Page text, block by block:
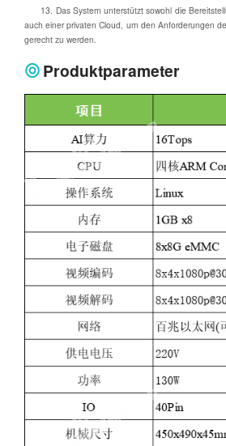
13. Das System unterstützt sowohl die
auch einer privaten Cloud, um den Anforderungen
gerecht zu werden.
Produktparameter